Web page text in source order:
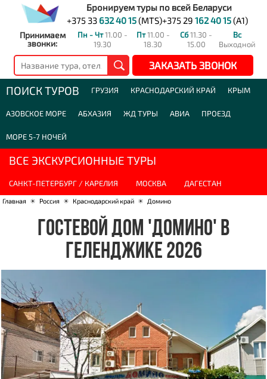
Бронируем туры по всей Беларуси
+375 33 632 40 15(MTS)+375 29 162 40 15(A1)
Принимаем
звонки:
Пн - Чт11.00 -
19.30
Пт11.00 -
18.30
Сб11.30 -
15.00
Вс
Выходной
ЗАКАЗАТЬ ЗВОНОК
ПОИСК ТУРОВ ГРУЗИЯ КРАСНОДАРСКИЙ КРАЙ КРЫМ
АЗОВСКОЕ МОРЕ АБХАЗИЯ ЖД ТУРЫ АВИА ПРОЕЗД
МОРЕ 5-7 НОЧЕЙ
ВСЕ ЭКСКУРСИОННЫЕ ТУРЫ
САНКТ-ПЕТЕРБУРГ / КАРЕЛИЯ МОСКВА ДАГЕСТАН
Главная ☀ Россия ☀ Краснодарский край ☀ Домино
ГОСТЕВОЙ ДОМ 'ДОМИНО' В
ГЕЛЕНДЖИКЕ 2026